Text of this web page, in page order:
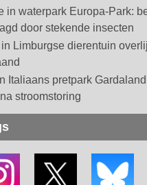
in waterpark Europa-Park:
door stekende insecten
Limburgse dierentuin
Italiaans pretpark
stroomstoring